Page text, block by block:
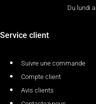
Du lundi
Service client
Suivre une commande
Compte client
Avis clients